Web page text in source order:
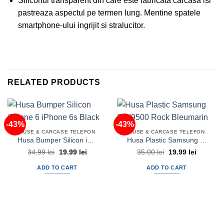
pastreaza aspectul pe termen lung. Mentine spatele
smartphone-ului ingrijit si stralucitor.
RELATED PRODUCTS
-43%
HUSE & CARCASE TELEFON
Husa Bumper Silicon iPhone 6 iPhone 6s Black
34.99lei
Original
was:
34.99 lei.
19.99 leiCurrent
ADD TO CART
-43%
HUSE & CARCASE TELEFON
Husa Plastic Samsung S4 I9500 Rock Bleumarin
35.00lei
Original
was:
35.00 lei.
19.99 leiCurrent
ADD TO CART